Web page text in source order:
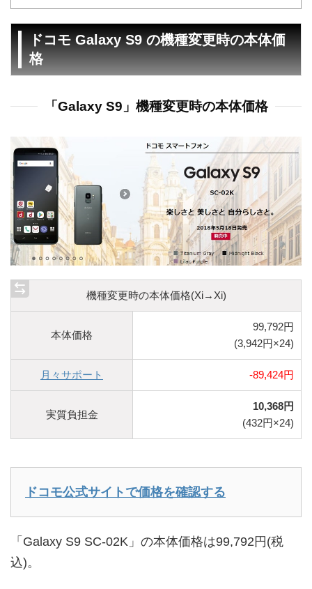
ドコモ Galaxy S9 の機種変更時の本体価
格
「Galaxy S9」機種変更時の本体価格
機種変更時の本体価格(Xi→Xi)
本体価格
99,792円
(3,942円×24)
月々サポート -89,424円
実質負担金
10,368円
(432円×24)
ドコモ公式サイトで価格を確認する
「Galaxy S9 SC-02K」の本体価格は99,792円(税
込)。